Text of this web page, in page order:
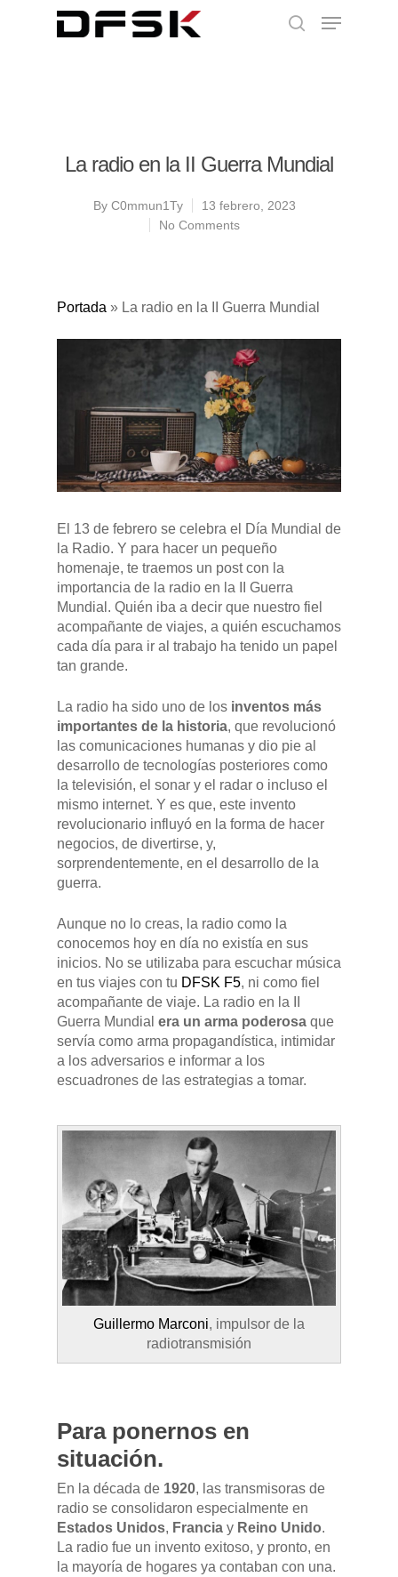
Pulse Enter para buscar o ESC para cerrar
La radio en la II Guerra Mundial
By C0mmun1Ty
13 febrero, 2023
No Comments
Portada » La radio en la II Guerra Mundial
El 13 de febrero se celebra el Día Mundial de
la Radio. Y para hacer un pequeño
homenaje, te traemos un post con la
importancia de la radio en la II Guerra
Mundial. Quién iba a decir que nuestro fiel
acompañante de viajes, a quién escuchamos
cada día para ir al trabajo ha tenido un papel
tan grande.
La radio ha sido uno de los inventos más
importantes de la historia, que revolucionó
las comunicaciones humanas y dio pie al
desarrollo de tecnologías posteriores como
la televisión, el sonar y el radar o incluso el
mismo internet. Y es que, este invento
revolucionario influyó en la forma de hacer
negocios, de divertirse, y,
sorprendentemente, en el desarrollo de la
guerra.
Aunque no lo creas, la radio como la
conocemos hoy en día no existía en sus
inicios. No se utilizaba para escuchar música
en tus viajes con tu DFSK F5, ni como fiel
acompañante de viaje. La radio en la II
Guerra Mundial era un arma poderosa que
servía como arma propagandística, intimidar
a los adversarios e informar a los
escuadrones de las estrategias a tomar.
Guillermo Marconi, impulsor de la
radiotransmisión
Para ponernos en
situación.
En la década de 1920, las transmisoras de
radio se consolidaron especialmente en
Estados Unidos, Francia y Reino Unido.
La radio fue un invento exitoso, y pronto, en
la mayoría de hogares ya contaban con una.